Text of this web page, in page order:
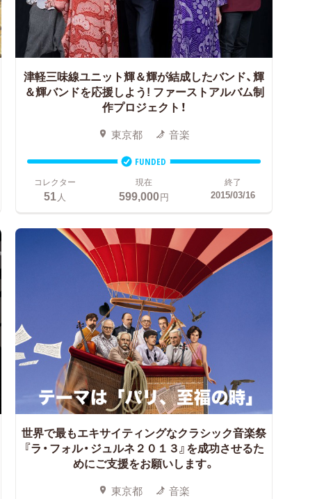
津軽三味線ユニット輝＆輝が結成したバンド、輝
＆輝バンドを応援しよう! ファーストアルバム制
作プロジェクト！
東京都 音楽
FUNDED
コレクター
51人
現在
599,000円
終了
2015/03/16
世界で最もエキサイティングなクラシック音楽祭
『ラ・フォル・ジュルネ２０１３』を成功させるた
めにご支援をお願いします。
東京都 音楽